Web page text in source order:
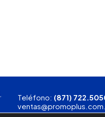
Teléfono: (871)